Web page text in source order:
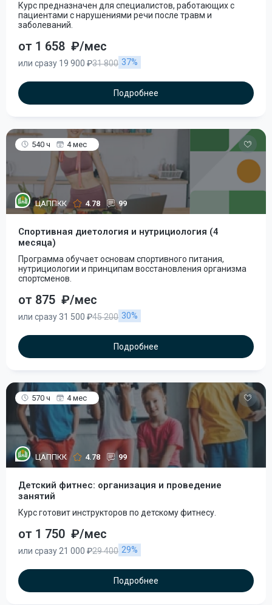
Курс предназначен для специалистов, работающих с
пациентами с нарушениями речи после травм и
заболеваний.
от 1 658 ₽/мес
или сразу 19 900 ₽31 800 37%
Подробнее
540 ч 4 мес
ЦАППКК 4.78 99
Спортивная диетология и нутрициология (4
месяца)
Программа обучает основам спортивного питания,
нутрициологии и принципам восстановления организма
спортсменов.
от 875 ₽/мес
или сразу 31 500 ₽45 200 30%
Подробнее
570 ч 4 мес
ЦАППКК 4.78 99
Детский фитнес: организация и проведение
занятий
Курс готовит инструкторов по детскому фитнесу.
от 1 750 ₽/мес
или сразу 21 000 ₽29 400 29%
Подробнее